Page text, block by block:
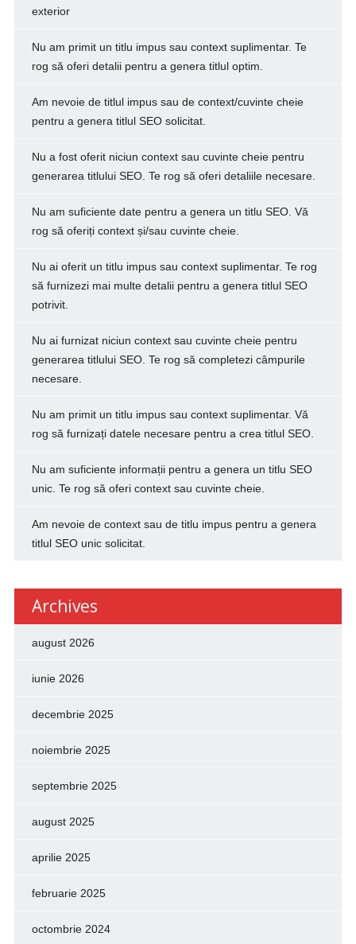
exterior
Nu am primit un titlu impus sau context suplimentar. Te
rog să oferi detalii pentru a genera titlul optim.
Am nevoie de titlul impus sau de context/cuvinte cheie
pentru a genera titlul SEO solicitat.
Nu a fost oferit niciun context sau cuvinte cheie pentru
generarea titlului SEO. Te rog să oferi detaliile necesare.
Nu am suficiente date pentru a genera un titlu SEO. Vă
rog să oferiți context și/sau cuvinte cheie.
Nu ai oferit un titlu impus sau context suplimentar. Te rog
să furnizezi mai multe detalii pentru a genera titlul SEO
potrivit.
Nu ai furnizat niciun context sau cuvinte cheie pentru
generarea titlului SEO. Te rog să completezi câmpurile
necesare.
Nu am primit un titlu impus sau context suplimentar. Vă
rog să furnizați datele necesare pentru a crea titlul SEO.
Nu am suficiente informații pentru a genera un titlu SEO
unic. Te rog să oferi context sau cuvinte cheie.
Am nevoie de context sau de titlu impus pentru a genera
titlul SEO unic solicitat.
Archives
august 2026
iunie 2026
decembrie 2025
noiembrie 2025
septembrie 2025
august 2025
aprilie 2025
februarie 2025
octombrie 2024